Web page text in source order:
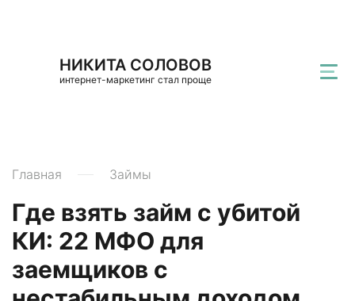
НИКИТА СОЛОВОВ
интернет-маркетинг стал проще
Главная Займы
Где взять займ с убитой
КИ: 22 МФО для
заемщиков с